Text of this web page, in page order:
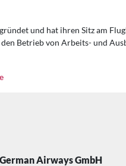
und hat ihren Sitz am
Betrieb von Arbeits- und
German Airways GmbH